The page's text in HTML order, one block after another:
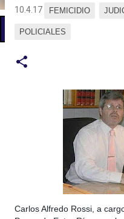
📢 LO ÚLTIMO
10.4.17 FEMICIDIO
POLICIALES
Carlos Alfredo Rossi, a